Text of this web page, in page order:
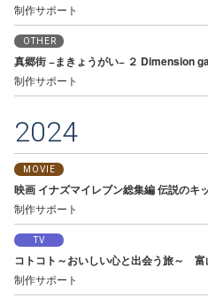
制作サポート
OTHER
真郷街 −まきょうがい− ２ Dimension
制作サポート
2024
MOVIE
映画 イナズマイレブン総集編 伝説のキ
制作サポート
TV
コトコト～おいしい心と出会う旅～ 富
制作サポート